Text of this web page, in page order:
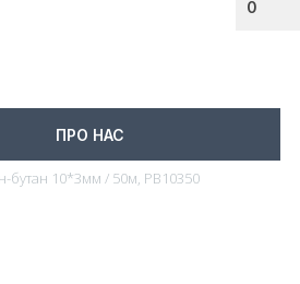
0
ПРО НАС
бутан 10*3мм / 50м, PB10350